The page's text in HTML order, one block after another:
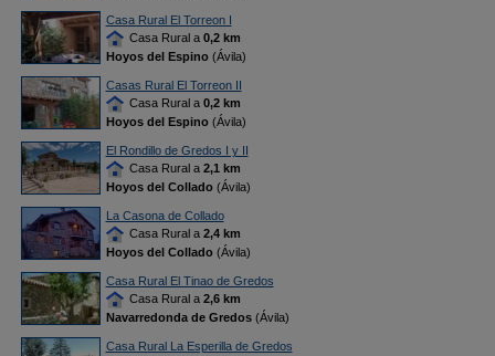
Casa Rural El Torreon I
Casa Rural a 0,2 km
Hoyos del Espino(Ávila)
Casas Rural El Torreon II
Casa Rural a 0,2 km
Hoyos del Espino(Ávila)
El Rondillo de Gredos I y II
Casa Rural a 2,1 km
Hoyos del Collado(Ávila)
La Casona de Collado
Casa Rural a 2,4 km
Hoyos del Collado(Ávila)
Casa Rural El Tinao de Gredos
Casa Rural a 2,6 km
Navarredonda de Gredos(Ávila)
Casa Rural La Esperilla de Gredos